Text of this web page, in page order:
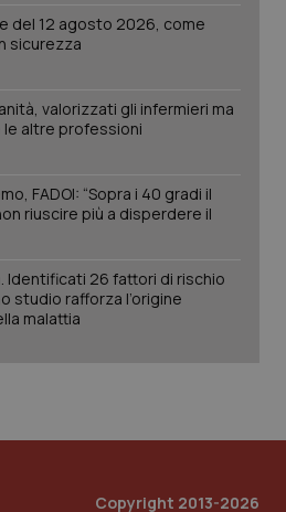
& Testa Collo
del 12 agosto 2026, come
sicurezza
valorizzati gli infermieri ma
altre professioni
FADOI: “Sopra i 40 gradi il
riuscire più a disperdere il
Identificati 26 fattori di rischio
studio rafforza l’origine
malattia
Copyright 2013-2026
www.quotidianosanita.it